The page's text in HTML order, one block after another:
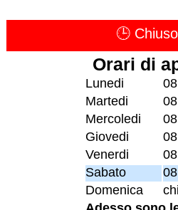
🕒
Orari di
Lunedi
Martedi
Mercoledi
Giovedi
Venerdi
Sabato
Domenica